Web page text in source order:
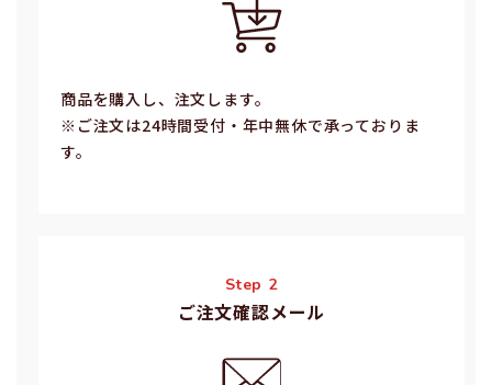
商品を購入し、注文します。
※ご注⽂は24時間受付・年中無休で承っておりま
す。
Step 2
ご注文確認メール